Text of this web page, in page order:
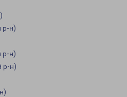
р-н)
р-н)
р-н)